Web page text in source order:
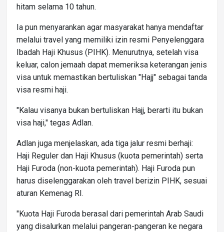
hitam selama 10 tahun.
Ia pun menyarankan agar masyarakat hanya mendaftar
melalui travel yang memiliki izin resmi Penyelenggara
Ibadah Haji Khusus (PIHK). Menurutnya, setelah visa
keluar, calon jemaah dapat memeriksa keterangan jenis
visa untuk memastikan bertuliskan "Hajj" sebagai tanda
visa resmi haji.
"Kalau visanya bukan bertuliskan Hajj, berarti itu bukan
visa haji," tegas Adlan.
Adlan juga menjelaskan, ada tiga jalur resmi berhaji:
Haji Reguler dan Haji Khusus (kuota pemerintah) serta
Haji Furoda (non-kuota pemerintah). Haji Furoda pun
harus diselenggarakan oleh travel berizin PIHK, sesuai
aturan Kemenag RI.
"Kuota Haji Furoda berasal dari pemerintah Arab Saudi
yang disalurkan melalui pangeran-pangeran ke negara